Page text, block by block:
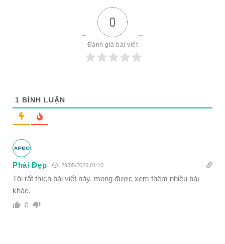
0
Đánh giá bài viết
1 BÌNH LUẬN
Phái Đẹp 29/05/2026 01:10
Tôi rất thích bài viết này, mong được xem thêm nhiều bài
khác.
0